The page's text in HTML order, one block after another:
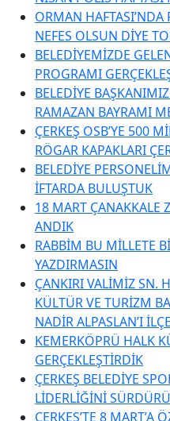
ORMAN
NEFES OLSUN DİYE
BELEDİYEMİZDE
PROGRAMI
BELEDİYE
RAMAZAN BAYRAMI
ÇERKEŞ OSB’YE 500
RÖGAR KAPAKLARI
BELEDİYE
İFTARDA BULUŞTUK
18 MART ÇANAKKALE
ANDIK
RABBİM BU MİLLETE
YAZDIRMASIN
ÇANKIRI VALİMİZ SN.
KÜLTÜR VE TURİZM
NADİR ALPASLAN’I
KEMERKÖPRÜ HALK
GERÇEKLEŞTİRDİK
ÇERKEŞ BELEDİYE
LİDERLİĞİNİ
ÇERKEŞ’TE 8 MART’A